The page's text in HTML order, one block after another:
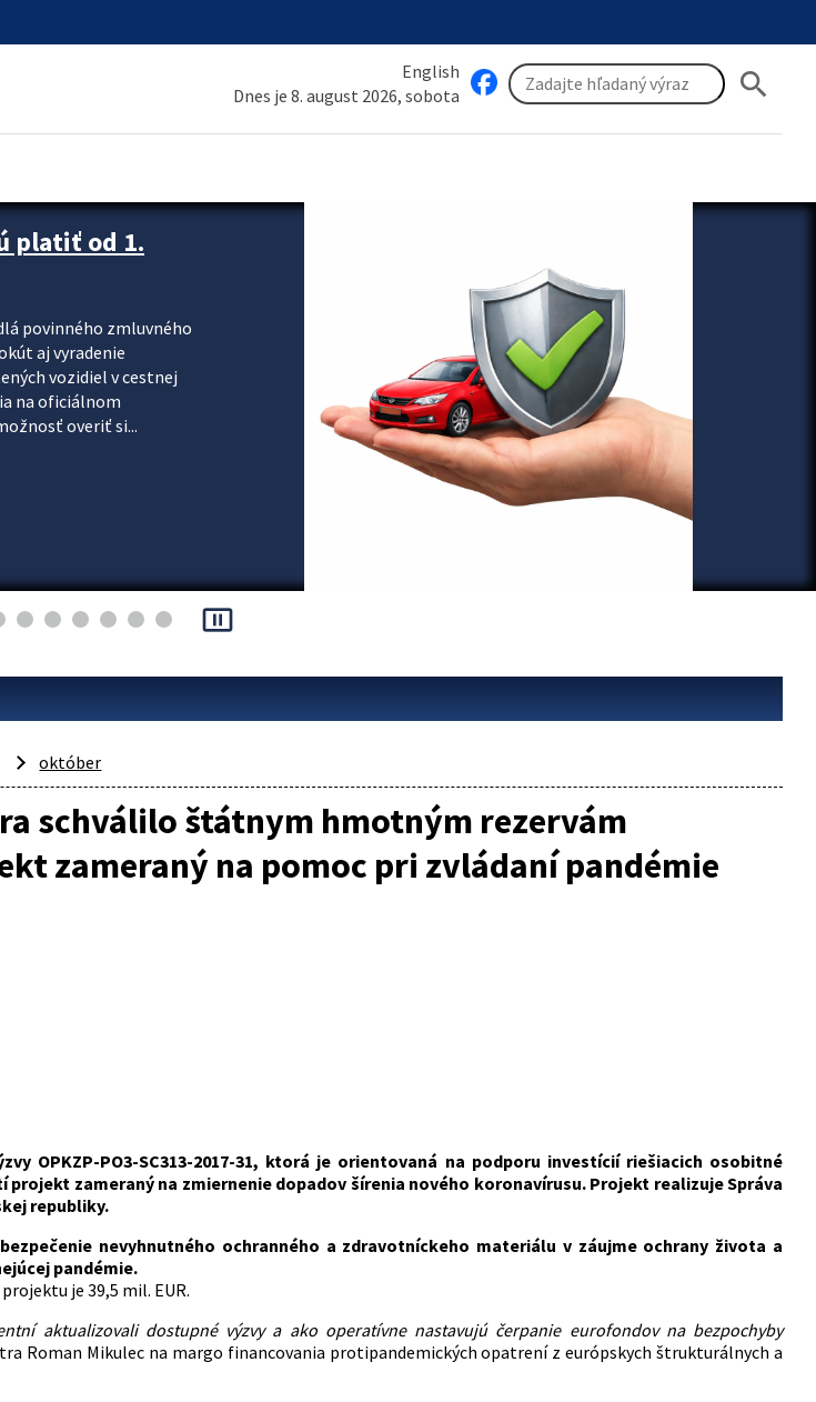
English
Dnes je 8. august 2026, sobota
search
platiť od 1.
povinného zmluvného
aj vyradenie
vozidiel v cestnej
na oficiálnom
overiť si...
pause_presentation
október
schválilo štátnym hmotným rezervám
zameraný na pomoc pri zvládaní pandémie
OPKZP-PO3-SC313-2017-31, ktorá je orientovaná na podporu investícií riešiacich osobitné
zameraný na zmiernenie dopadov šírenia nového koronavírusu. Projekt realizuje Správa
republiky.
nevyhnutného ochranného a zdravotníckeho materiálu v záujme ochrany života a
pandémie.
je 39,5 mil. EUR.
aktualizovali dostupné výzvy a ako operatívne nastavujú čerpanie eurofondov na bezpochyby
Roman Mikulec na margo financovania protipandemických opatrení z európskych štrukturálnych a